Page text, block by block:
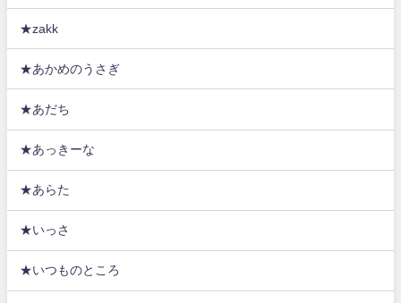
★zakk
★あかめのうさぎ
★あだち
★あっきーな
★あらた
★いっさ
★いつものところ